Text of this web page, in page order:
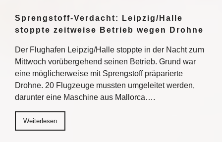
Sprengstoff-Verdacht: Leipzig/Halle
stoppte zeitweise Betrieb wegen Drohne
Der Flughafen Leipzig/Halle stoppte in der Nacht zum
Mittwoch vorübergehend seinen Betrieb. Grund war
eine möglicherweise mit Sprengstoff präparierte
Drohne. 20 Flugzeuge mussten umgeleitet werden,
darunter eine Maschine aus Mallorca….
Weiterlesen